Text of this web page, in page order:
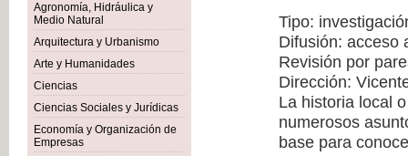
Agronomía, Hidráulica y
Medio Natural
Arquitectura y Urbanismo
Arte y Humanidades
Ciencias
Ciencias Sociales y Jurídicas
Economía y Organización de
Empresas
Tipo:
Difusión: acceso
Revisión por
Dirección:
La historia local
numerosos
base para